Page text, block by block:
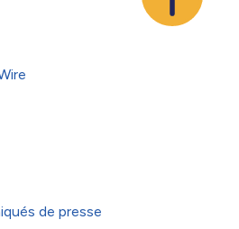
de presse